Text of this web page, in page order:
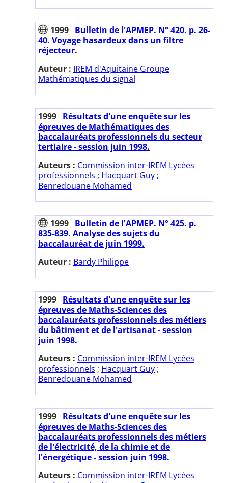
1999 Bulletin de l'APMEP. N° 420. p. 26-
40. Voyage hasardeux dans un filtre
réjecteur.
Auteur : IREM d'Aquitaine Groupe
Mathématiques du signal
1999 Résultats d'une enquête sur les
épreuves de Mathématiques des
baccalauréats professionnels du secteur
tertiaire - session juin 1998.
Auteurs : Commission inter-IREM Lycées
professionnels ; Hacquart Guy ;
Benredouane Mohamed
1999 Bulletin de l'APMEP. N° 425. p.
835-839. Analyse des sujets du
baccalauréat de juin 1999.
Auteur : Bardy Philippe
1999 Résultats d'une enquête sur les
épreuves de Maths-Sciences des
baccalauréats professionnels des métiers
du bâtiment et de l'artisanat - session
juin 1998.
Auteurs : Commission inter-IREM Lycées
professionnels ; Hacquart Guy ;
Benredouane Mohamed
1999 Résultats d'une enquête sur les
épreuves de Maths-Sciences des
baccalauréats professionnels des métiers
de l'électricité, de la chimie et de
l'énergétique - session juin 1998.
Auteurs : Commission inter-IREM Lycées